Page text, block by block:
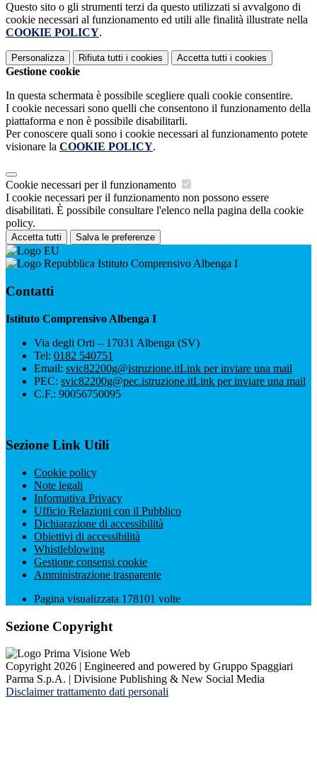
Questo sito o gli strumenti terzi da questo utilizzati si avvalgono di
cookie necessari al funzionamento ed utili alle finalità illustrate nella
COOKIE POLICY.
Personalizza Rifiuta tutti i cookies Accetta tutti i cookies
Gestione cookie
In questa schermata è possibile scegliere quali cookie consentire.
I cookie necessari sono quelli che consentono il funzionamento della
piattaforma e non è possibile disabilitarli.
Per conoscere quali sono i cookie necessari al funzionamento potete
visionare la COOKIE POLICY.
Cookie necessari per il funzionamento
I cookie necessari per il funzionamento non possono essere
disabilitati. È possibile consultare l'elenco nella pagina della cookie
policy.
Accetta tutti Salva le preferenze
Istituto Comprensivo Albenga I
Contatti
Istituto Comprensivo Albenga I
Via degli Orti – 17031 Albenga (SV)
Tel: 0182 540751
Email: svic82200g@istruzione.itLink per inviare una mail
PEC: svic82200g@pec.istruzione.itLink per inviare una mail
C.F.: 90056750095
Sezione Link Utili
Cookie policy
Note legali
Informativa Privacy
Ufficio Relazioni con il Pubblico
Dichiarazione di accessibilità
Obiettivi di accessibilità
Whistleblowing
Gestione consensi cookie
Amministrazione trasparente
Pagina visualizzata 178101 volte
Sezione Copyright
Copyright 2026 | Engineered and powered by Gruppo Spaggiari
Parma S.p.A. | Divisione Publishing & New Social Media
Disclaimer trattamento dati personali